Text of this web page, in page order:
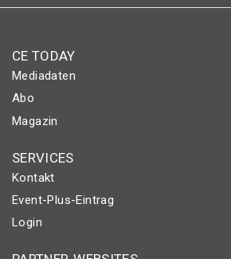
CE TODAY
Mediadaten
Abo
Magazin
SERVICES
Kontakt
Event-Plus-Eintrag
Login